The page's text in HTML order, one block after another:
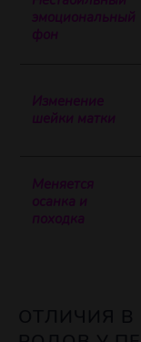
эмоциональный
фон
Изменение
шейки матки
Меняется
осанка и
походка